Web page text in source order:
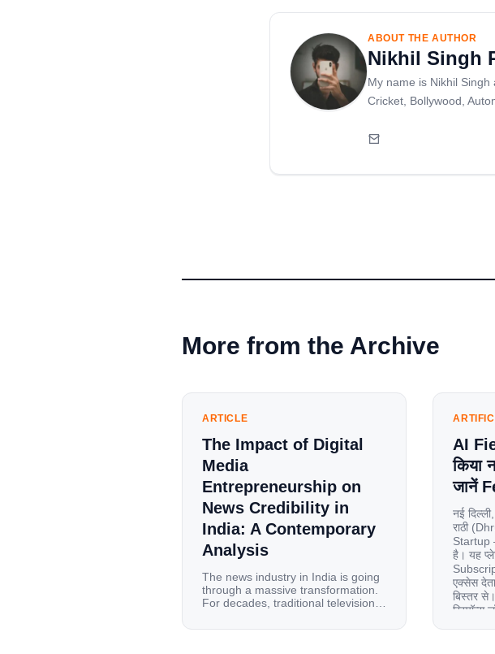
ABOUT THE AUTHOR
Nikhil Singh
My name is Nikhil
Cricket, Bollywood,
More from the Archive
ARTICLE
The Impact of Digital
Media
Entrepreneurship on
News Credibility in
India: A Contemporary
Analysis
The news industry in India is going
through a massive transformation.
For decades, traditional television
were the main sources of
AI
किया
जानें
नई
राठी
Startup
है। यह
एक्सेस
बिस्तर